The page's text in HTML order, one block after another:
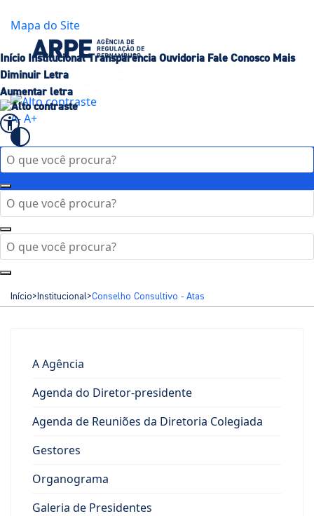
Mapa do Site
A-A+
Início InstitucionalTransparência Ouvidoria Fale Conosco Mais
Diminuir Letra
Aumentar letra
Início> Institucional>Conselho Consultivo - Atas
A Agência
Agenda do Diretor-presidente
Agenda de Reuniões da Diretoria Colegiada
Gestores
Organograma
Galeria de Presidentes